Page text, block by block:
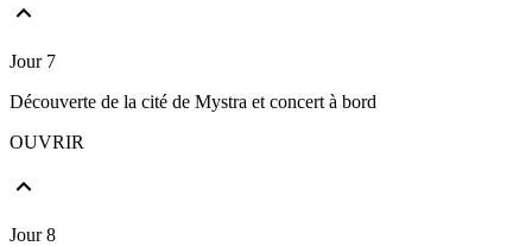
Jour 7
Découverte de la cité de Mystra et concert à bord
OUVRIR
Jour 8